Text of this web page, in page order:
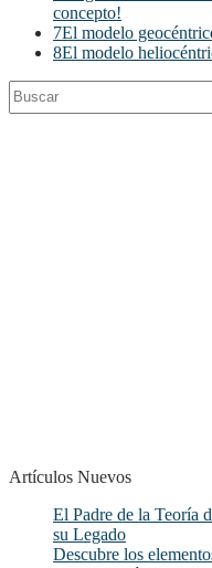
concepto!
7El modelo
8El modelo
Buscar
Artículos Nuevos
El Padre de la Teoría
su Legado
Descubre los